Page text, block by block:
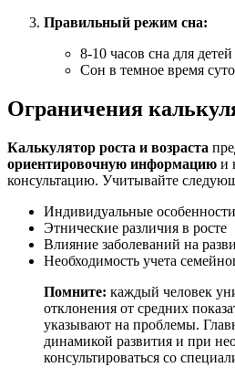
Правильный режим сна:
8-10 часов сна для детей
Сон в темное время
Ограничения
Калькулятор роста и возраста
ориентировочную информацию и
консультацию. Учитывайте
Индивидуальные
Этнические различия в росте
Влияние заболеваний на
Необходимость учета
Помните: каждый человек
отклонения от средних
указывают на проблемы.
динамикой развития и при
консультироваться со